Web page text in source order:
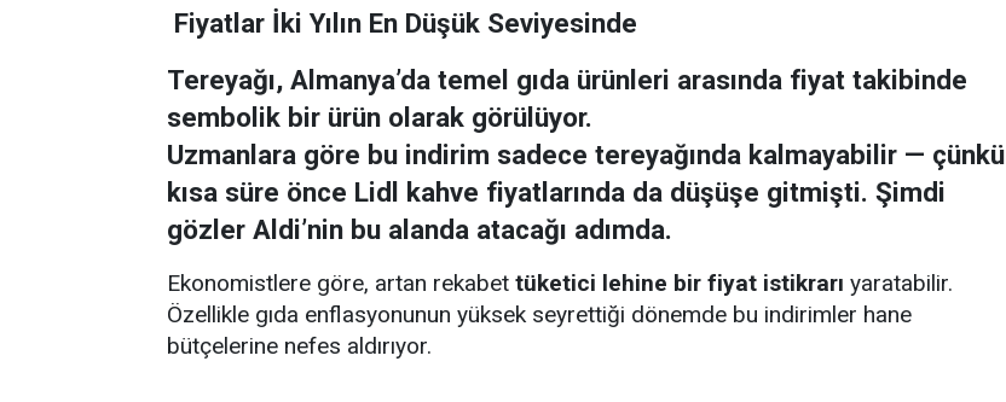
Fiyatlar İki Yılın En Düşük Seviyesinde
Tereyağı, Almanya’da temel gıda ürünleri arasında fiyat takibinde
sembolik bir ürün olarak görülüyor.
Uzmanlara göre bu indirim sadece tereyağında kalmayabilir — çünkü
kısa süre önce Lidl kahve fiyatlarında da düşüşe gitmişti. Şimdi
gözler Aldi’nin bu alanda atacağı adımda.
Ekonomistlere göre, artan rekabet tüketici lehine bir fiyat istikrarı yaratabilir.
Özellikle gıda enflasyonunun yüksek seyrettiği dönemde bu indirimler hane
bütçelerine nefes aldırıyor.